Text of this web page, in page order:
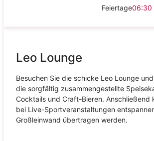
Feiertage06:30
Leo Lounge
Besuchen Sie die schicke Leo Lounge
die sorgfältig zusammengestellte
Cocktails und Craft-Bieren. Anschließend
bei Live-Sportveranstaltungen
Großleinwand übertragen werden.